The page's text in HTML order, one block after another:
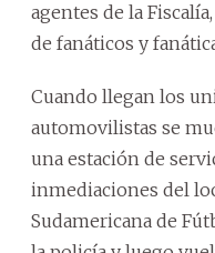
agentes de la
de fanáticos y
Cuando llegan los
automovilistas se
una estación de
inmediaciones del
Sudamericana de